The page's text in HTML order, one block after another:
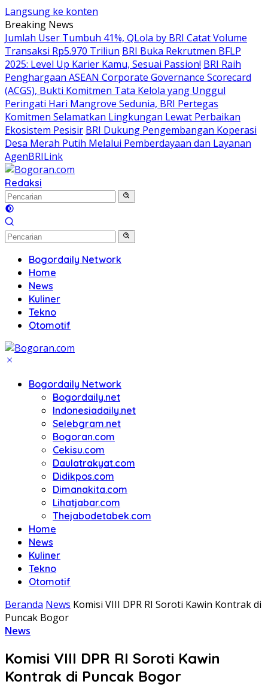
Langsung ke konten
Breaking News
Jumlah User Tumbuh 41%, QLola by BRI Catat Volume
Transaksi Rp5.970 Triliun BRI Buka Rekrutmen BFLP
2025: Level Up Karier Kamu, Sesuai Passion! BRI Raih
Penghargaan ASEAN Corporate Governance Scorecard
(ACGS), Bukti Komitmen Tata Kelola yang Unggul
Peringati Hari Mangrove Sedunia, BRI Pertegas
Komitmen Selamatkan Lingkungan Lewat Perbaikan
Ekosistem Pesisir BRI Dukung Pengembangan Koperasi
Desa Merah Putih Melalui Pemberdayaan dan Layanan
AgenBRILink
Redaksi
Bogordaily Network
Home
News
Kuliner
Tekno
Otomotif
Bogordaily Network
Bogordaily.net
Indonesiadaily.net
Selebgram.net
Bogoran.com
Cekisu.com
Daulatrakyat.com
Didikpos.com
Dimanakita.com
Lihatjabar.com
Thejabodetabek.com
Home
News
Kuliner
Tekno
Otomotif
Beranda News Komisi VIII DPR RI Soroti Kawin Kontrak di
Puncak Bogor
News
Komisi VIII DPR RI Soroti Kawin
Kontrak di Puncak Bogor